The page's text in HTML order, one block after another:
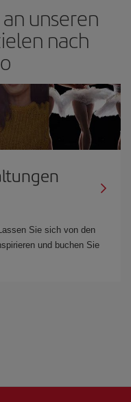
unseren
nach
Sie sich von den
und buchen Sie